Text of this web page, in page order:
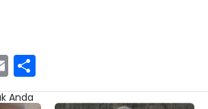
Email
Anda